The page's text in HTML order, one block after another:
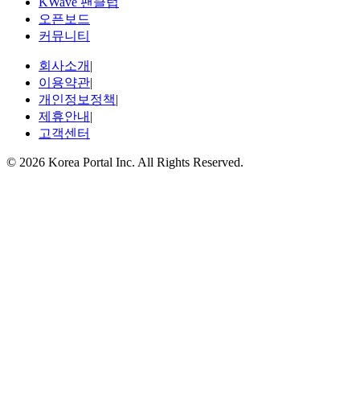
오픈보드
커뮤니티
회사소개 |
이용약관|
개인정보정책|
제휴안내 |
고객센터
© 2026 Korea Portal Inc. All Rights Reserved.